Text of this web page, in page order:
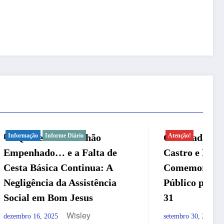
de
A
Atenção!
O Feriadão Será Estadual:
Castro e Paes Transferem
Comemorações do Servidor
Público para Sexta-Feira, Dia
31
setembro 30, 2025